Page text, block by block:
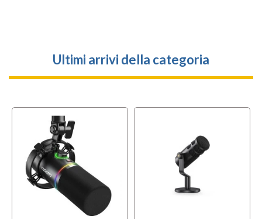
Ultimi arrivi della categoria